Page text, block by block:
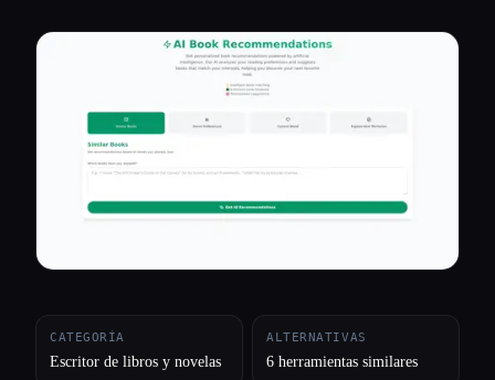
CATEGORÍA
Escritor de libros y novelas
ALTERNATIVAS
6 herramientas similares